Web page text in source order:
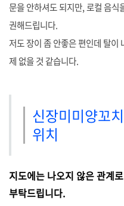
문을 안하셔도 되지만, 로컬 음식
권해드립니다.
저도 장이 좀 안좋은 편인데 탈이
제 없을 것 같습니다.
신장미미양꼬
위치
지도에는 나오지 않은 관계
부탁드립니다.